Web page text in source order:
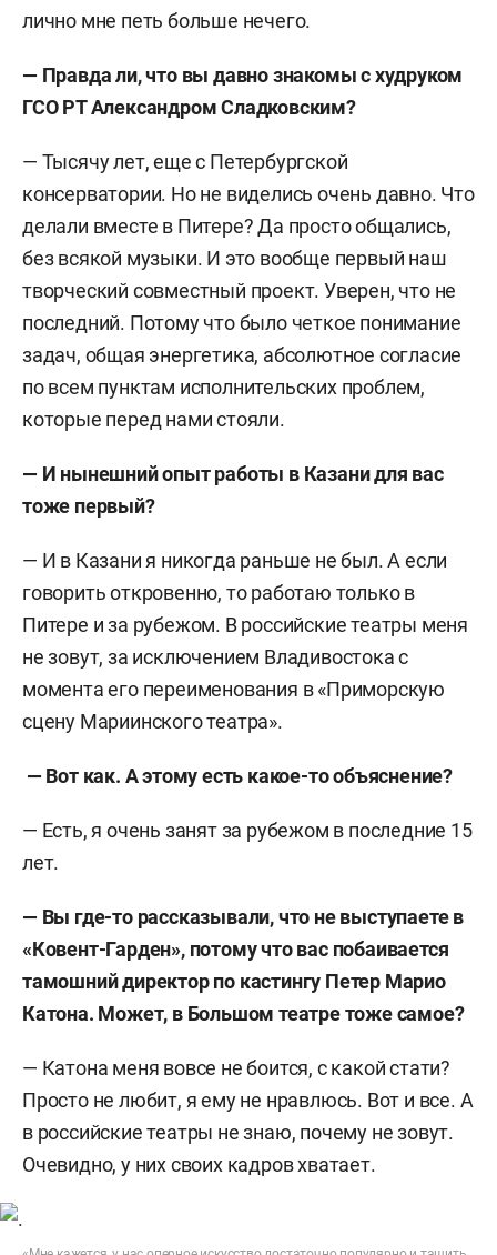
лично мне петь больше нечего.
— Правда ли, что вы давно знакомы с худруком
ГСО РТ Александром Сладковским?
— Тысячу лет, еще с Петербургской
консерватории. Но не виделись очень давно. Что
делали вместе в Питере? Да просто общались,
без всякой музыки. И это вообще первый наш
творческий совместный проект. Уверен, что не
последний. Потому что было четкое понимание
задач, общая энергетика, абсолютное согласие
по всем пунктам исполнительских проблем,
которые перед нами стояли.
— И нынешний опыт работы в Казани для вас
тоже первый?
— И в Казани я никогда раньше не был. А если
говорить откровенно, то работаю только в
Питере и за рубежом. В российские театры меня
не зовут, за исключением Владивостока с
момента его переименования в «Приморскую
сцену Мариинского театра».
— Вот как. А этому есть какое-то объяснение?
— Есть, я очень занят за рубежом в последние 15
лет.
— Вы где-то рассказывали, что не выступаете в
«Ковент-Гарден», потому что вас побаивается
тамошний директор по кастингу Петер Марио
Катона. Может, в Большом театре тоже самое?
— Катона меня вовсе не боится, с какой стати?
Просто не любит, я ему не нравлюсь. Вот и все. А
в российские театры не знаю, почему не зовут.
Очевидно, у них своих кадров хватает.